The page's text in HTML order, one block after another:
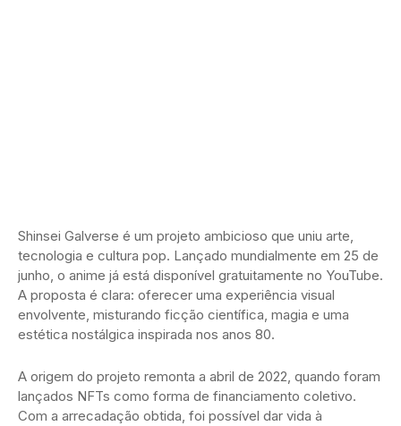
Shinsei Galverse é um projeto ambicioso que uniu arte,
tecnologia e cultura pop. Lançado mundialmente em 25 de
junho, o anime já está disponível gratuitamente no YouTube.
A proposta é clara: oferecer uma experiência visual
envolvente, misturando ficção científica, magia e uma
estética nostálgica inspirada nos anos 80.
A origem do projeto remonta a abril de 2022, quando foram
lançados NFTs como forma de financiamento coletivo.
Com a arrecadação obtida, foi possível dar vida à